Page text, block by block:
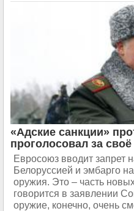
«Адские санкции»
проголосовал за
Евросоюз вводит запрет
Белоруссией и эмбарго
оружия. Это – часть
говорится в заявлении
оружие, конечно, очень